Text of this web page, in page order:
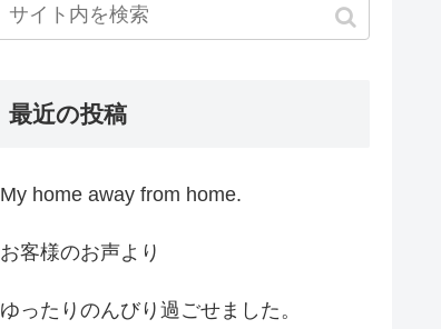
最近の投稿
My home away from home.
お客様のお声より
ゆったりのんびり過ごせました。